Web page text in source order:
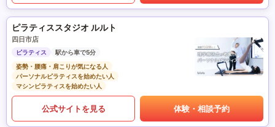
ピラティススタジオ ルルト
四日市店
ピラティス
駅から車で5分
姿勢・腰痛・肩こりが気になる人
パーソナルピラティスを始めたい人
マシンピラティスを始めたい人
公式サイトを見る 体験・相談予約